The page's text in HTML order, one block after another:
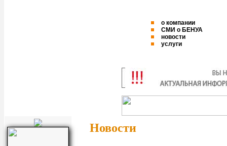
о компании
СМИ о БЕНУА
новости
услуги
Новости